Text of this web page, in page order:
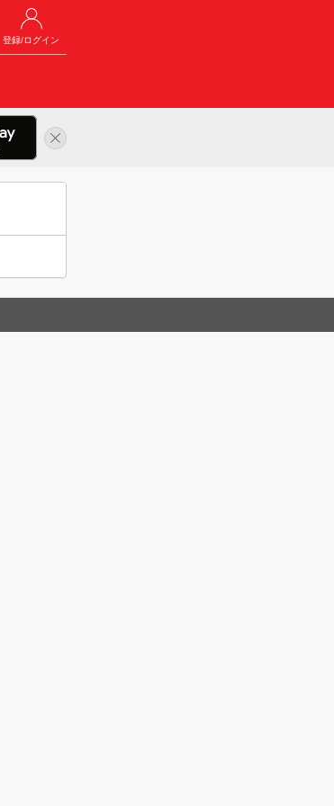
登録/ログイン